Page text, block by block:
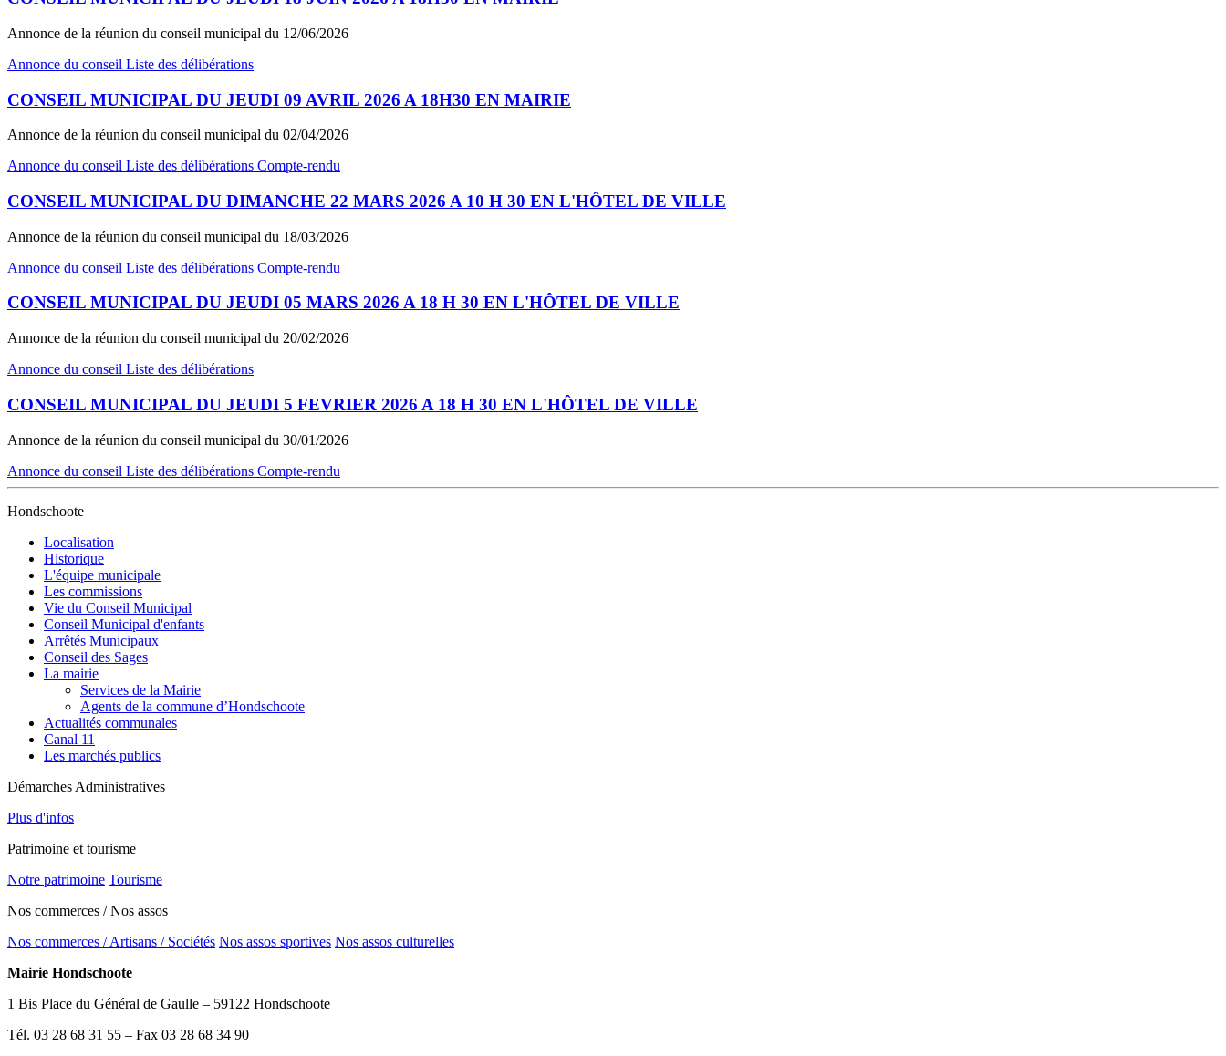
Annonce de la réunion du conseil municipal du 12/06/2026
Annonce du conseil Liste des délibérations
CONSEIL MUNICIPAL DU JEUDI 09 AVRIL 2026 A 18H30 EN MAIRIE
Annonce de la réunion du conseil municipal du 02/04/2026
Annonce du conseil Liste des délibérations Compte-rendu
CONSEIL MUNICIPAL DU DIMANCHE 22 MARS 2026 A 10 H 30 EN L'HÔTEL DE VILLE
Annonce de la réunion du conseil municipal du 18/03/2026
Annonce du conseil Liste des délibérations Compte-rendu
CONSEIL MUNICIPAL DU JEUDI 05 MARS 2026 A 18 H 30 EN L'HÔTEL DE VILLE
Annonce de la réunion du conseil municipal du 20/02/2026
Annonce du conseil Liste des délibérations
CONSEIL MUNICIPAL DU JEUDI 5 FEVRIER 2026 A 18 H 30 EN L'HÔTEL DE VILLE
Annonce de la réunion du conseil municipal du 30/01/2026
Annonce du conseil Liste des délibérations Compte-rendu
Hondschoote
Localisation
Historique
L'équipe municipale
Les commissions
Vie du Conseil Municipal
Conseil Municipal d'enfants
Arrêtés Municipaux
Conseil des Sages
La mairie
Services de la Mairie
Agents de la commune d’Hondschoote
Actualités communales
Canal 11
Les marchés publics
Démarches Administratives
Plus d'infos
Patrimoine et tourisme
Notre patrimoine Tourisme
Nos commerces / Nos assos
Nos commerces / Artisans / Sociétés Nos assos sportives Nos assos culturelles
Mairie Hondschoote
1 Bis Place du Général de Gaulle – 59122 Hondschoote
Tél. 03 28 68 31 55 – Fax 03 28 68 34 90